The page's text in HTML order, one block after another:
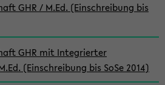
GHR / M.Ed. (Einschreibung bis
GHR mit Integrierter
(Einschreibung bis SoSe 2014)